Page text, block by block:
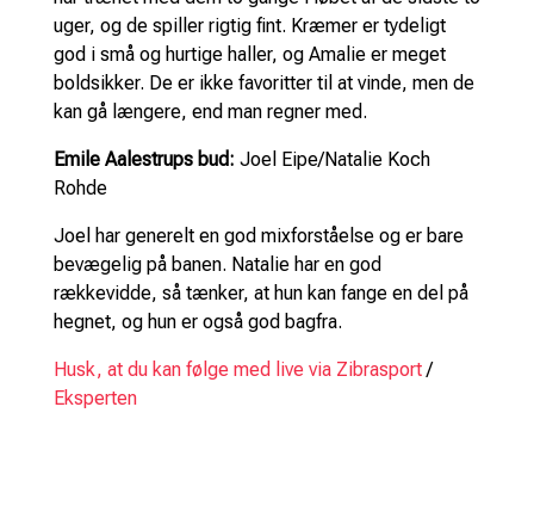
uger, og de spiller rigtig fint. Kræmer er tydeligt
god i små og hurtige haller, og Amalie er meget
boldsikker. De er ikke favoritter til at vinde, men de
kan gå længere, end man regner med.
Emile Aalestrups bud: Joel Eipe/Natalie Koch
Rohde
Joel har generelt en god mixforståelse og er bare
bevægelig på banen. Natalie har en god
rækkevidde, så tænker, at hun kan fange en del på
hegnet, og hun er også god bagfra.
Husk, at du kan følge med live via Zibrasport/
Eksperten